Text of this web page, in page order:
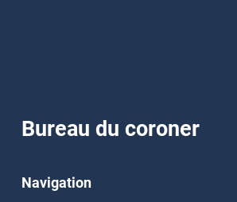
Bureau du coroner
Navigation